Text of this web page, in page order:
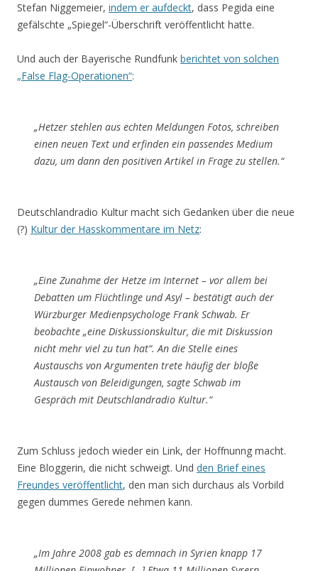
Stefan Niggemeier, indem er aufdeckt, dass Pegida eine
gefälschte „Spiegel“-Überschrift veröffentlicht hatte.
Und auch der Bayerische Rundfunk berichtet von solchen
„False Flag-Operationen“:
„Hetzer stehlen aus echten Meldungen Fotos, schreiben
einen neuen Text und erfinden ein passendes Medium
dazu, um dann den positiven Artikel in Frage zu stellen.“
Deutschlandradio Kultur macht sich Gedanken über die neue
(?) Kultur der Hasskommentare im Netz:
„Eine Zunahme der Hetze im Internet – vor allem bei
Debatten um Flüchtlinge und Asyl – bestätigt auch der
Würzburger Medienpsychologe Frank Schwab. Er
beobachte „eine Diskussionskultur, die mit Diskussion
nicht mehr viel zu tun hat“. An die Stelle eines
Austauschs von Argumenten trete häufig der bloße
Austausch von Beleidigungen, sagte Schwab im
Gespräch mit Deutschlandradio Kultur.“
Zum Schluss jedoch wieder ein Link, der Hoffnunng macht.
Eine Bloggerin, die nicht schweigt. Und den Brief eines
Freundes veröffentlicht, den man sich durchaus als Vorbild
gegen dummes Gerede nehmen kann.
„Im Jahre 2008 gab es demnach in Syrien knapp 17